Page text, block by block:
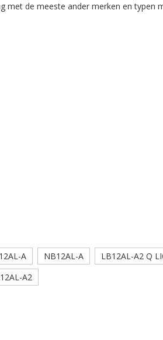
de meeste ander merken en typen
A NB12AL-A LB12AL-A2 Q
A2